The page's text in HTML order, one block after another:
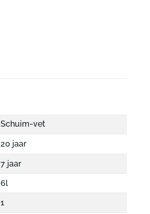
Schuim-vet
20 jaar
7 jaar
6l
1